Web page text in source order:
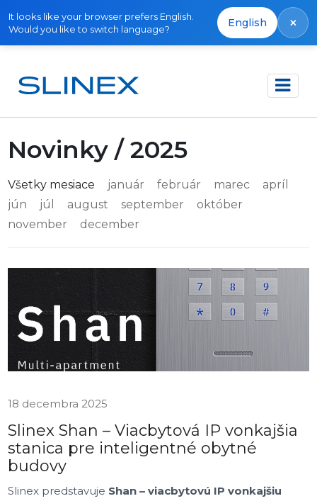
It looks like your browser prefers English.
Would you like to switch language?
English ×
Domov Novinky
Novinky / 2025
Všetky mesiace január február marec
apríl
jún
júl august september
október
november
december
18 decembra 2025
Slinex Shan – Viacbytová IP vonkajšia
stanica pre inteligentné obytné
budovy
Slinex predstavuje Shan – viacbytovú IP vonkajšiu